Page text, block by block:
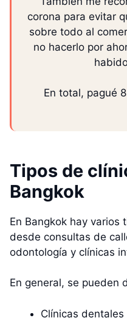
corona para evitar
sobre todo al
no hacerlo por
En total, pagué
Tipos de
Bangkok
En Bangkok hay varios
desde consultas de
odontología y clínicas
En general, se pueden
Clínicas